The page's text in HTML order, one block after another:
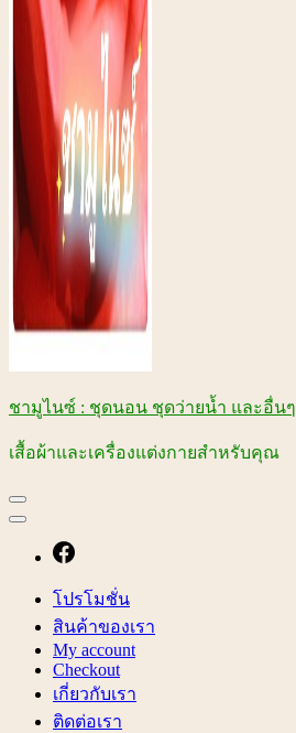
ชามูไนซ์ : ชุดนอน ชุดว่ายน้ำ และอื่นๆ
เสื้อผ้าและเครื่องแต่งกายสำหรับคุณ
โปรโมชั่น
สินค้าของเรา
My account
Checkout
เกี่ยวกับเรา
ติดต่อเรา